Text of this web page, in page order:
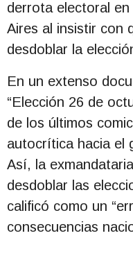
derrota electoral
Aires al insistir con
desdoblar la
En un extenso
“Elección 26 de
de los últimos
autocrítica hacia el
Así, la
desdoblar las
calificó como un
consecuencias